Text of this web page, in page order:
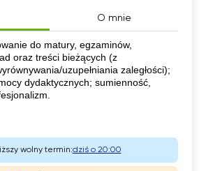
O mnie
do matury, egzaminów,
oraz treści bieżących (z
uzupełniania zaległości);
dydaktycznych; sumienność,
wolny termin:dziś o 20:00